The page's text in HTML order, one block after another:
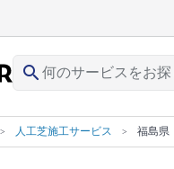
search
人工芝施工サービス 福島県